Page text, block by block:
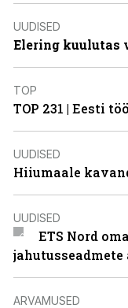
UUDISED
Elering kuulutas
TOP
TOP 231 | Eesti
UUDISED
Hiiumaale
UUDISED
ETS Nord
jahutusseadmete
ARVAMUSED